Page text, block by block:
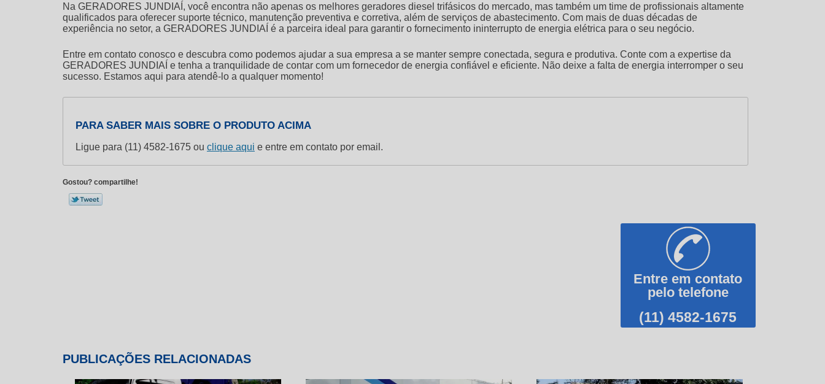
Na GERADORES JUNDIAÍ, você encontra não apenas os melhores geradores diesel trifásicos do mercado, mas também um time de profissionais altamente
qualificados para oferecer suporte técnico, manutenção preventiva e corretiva, além de serviços de abastecimento. Com mais de duas décadas de
experiência no setor, a GERADORES JUNDIAÍ é a parceira ideal para garantir o fornecimento ininterrupto de energia elétrica para o seu negócio.
Entre em contato conosco e descubra como podemos ajudar a sua empresa a se manter sempre conectada, segura e produtiva. Conte com a expertise da
GERADORES JUNDIAÍ e tenha a tranquilidade de contar com um fornecedor de energia confiável e eficiente. Não deixe a falta de energia interromper o seu
sucesso. Estamos aqui para atendê-lo a qualquer momento!
PARA SABER MAIS SOBRE O PRODUTO ACIMA
Ligue para (11) 4582-1675 ou clique aqui e entre em contato por email.
Gostou? compartilhe!
Entre em contato
pelo telefone
(11) 4582-1675
PUBLICAÇÕES RELACIONADAS